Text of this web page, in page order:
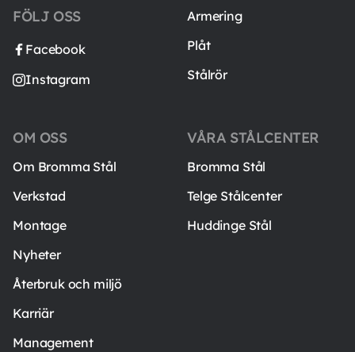
FÖLJ OSS
Facebook
Instagram
Armering
Plåt
Stålrör
VÅRA STÅLCENTER
Bromma Stål
Telge Stålcenter
Huddinge Stål
OM OSS
Om Bromma Stål
Verkstad
Montage
Nyheter
Återbruk och miljö
Karriär
Management